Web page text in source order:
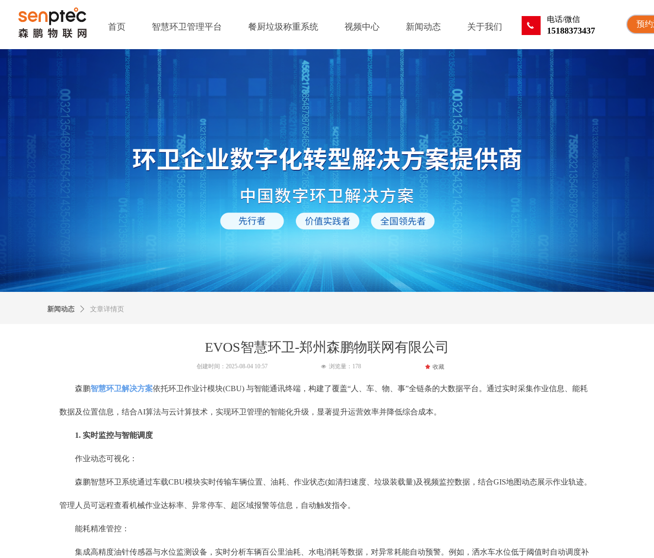
끅
电话/微信
15188373437
首页 智慧环卫管理平台 餐厨垃圾称重系统 视频中心 新闻动态 关于我们 预
EVOS智慧环卫-郑州森鹏物联网有限公司
森鹏智慧环卫解决方案依托​​环卫作业计模块(CBU)​​ 与​​智能通讯终端​​，构建了覆盖“人、车、物、事”全链条的大数据平台。通过实时采集作业信息、能耗
数据及位置信息，结合AI算法与云计算技术，实现环卫管理的智能化升级，显著提升运营效率并降低综合成本。
​​1. 实时监控与智能调度​​
​​作业动态可视化​​：
森鹏智慧环卫系统通过车载CBU模块实时传输车辆位置、油耗、作业状态(如清扫速度、垃圾装载量)及视频监控数据，结合GIS地图动态展示作业轨迹。
管理人员可远程查看机械作业达标率、异常停车、超区域报警等信息，自动触发指令。
​​能耗精准管控​​：
集成高精度油针传感器与水位监测设备，实时分析车辆百公里油耗、水电消耗等数据，对异常耗能自动预警。例如，洒水车水位低于阈值时自动调度补
新闻动态 ꄲ 文章详情页
创建时间： 2025-08-04 10:57 넶 浏览量： 178 끄 收藏